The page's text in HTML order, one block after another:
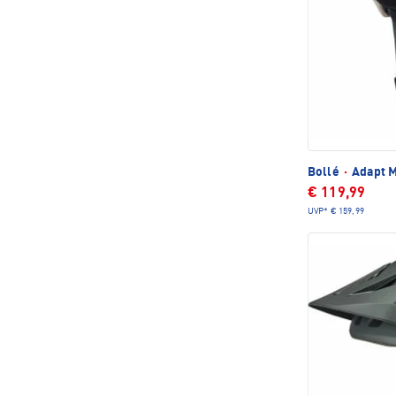
Bollé · Adapt
€ 119,99
UVP* € 159,99